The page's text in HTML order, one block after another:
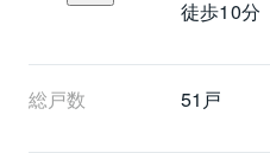
徒歩10分
総戸数 51戸